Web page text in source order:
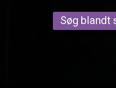
Søg blandt